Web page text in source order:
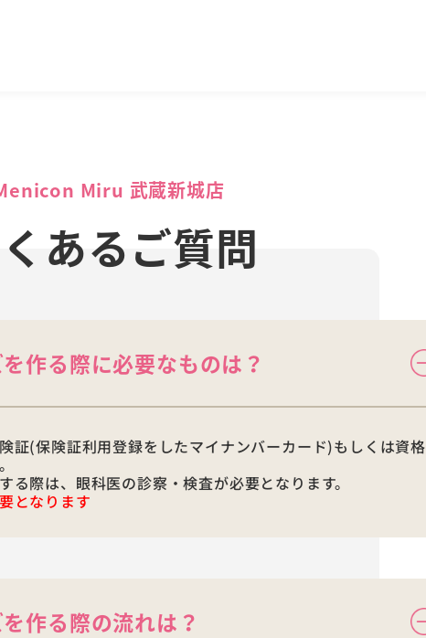
Miru 武蔵新城店
あるご質問
作る際に必要なものは？
証(保険証利用登録をしたマイナンバーカード)もしくは資格
る際は、眼科医の診察・検査が必要となります。
となります
作る際の流れは？